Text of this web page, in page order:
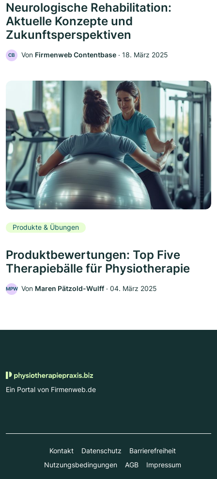
Neurologische Rehabilitation:
Aktuelle Konzepte und
Zukunftsperspektiven
CB Von Firmenweb Contentbase ‧ 18. März 2025
Produkte & Übungen
Produktbewertungen: Top Five
Therapiebälle für Physiotherapie
MPW Von Maren Pätzold-Wulff ‧ 04. März 2025
Ein Portal von Firmenweb.de
Kontakt Datenschutz
Barrierefreiheit
Nutzungsbedingungen
AGB Impressum